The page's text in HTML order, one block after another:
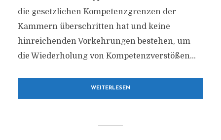
die gesetzlichen Kompetenzgrenzen der
Kammern überschritten hat und keine
hinreichenden Vorkehrungen bestehen, um
die Wiederholung von Kompetenzverstößen...
WEITERLESEN